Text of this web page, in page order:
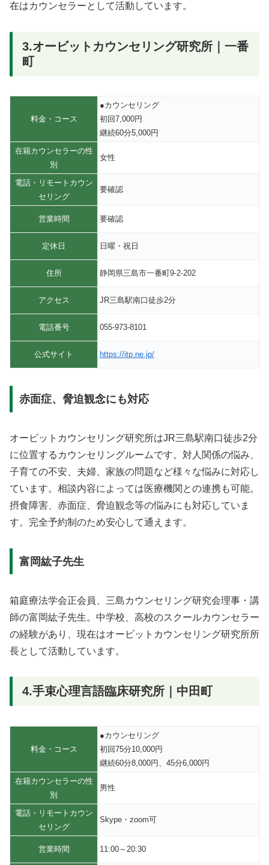
在はカウンセラーとして活動しています。
3.オービットカウンセリング研究所｜一番
町
料金・コース
●カウンセリング
初回7,000円
継続60分5,000円
在籍カウンセラーの性
別
女性
電話・リモートカウン
セリング
要確認
営業時間 要確認
定休日 日曜・祝日
住所 ​静岡県三島市一番町9-2-202
アクセス JR三島駅南口徒歩2分
電話番号 055-973-8101
公式サイト https://itp.ne.jp/
赤面症、脅迫観念にも対応
オービットカウンセリング研究所はJR三島駅南口徒歩2分
に位置するカウンセリングルームです。対人関係の悩み、
子育ての不安、夫婦、家族の問題など様々な悩みに対応し
ています。相談内容によっては医療機関との連携も可能。
摂食障害、赤面症、脅迫観念等の悩みにも対応していま
す。完全予約制のため安心して通えます。
富岡紘子先生
箱庭療法学会正会員、三島カウンセリング研究会理事・講
師の富岡紘子先生。中学校、高校のスクールカウンセラー
の経験があり、現在はオービットカウンセリング研究所所
長として活動しています。
4.手束心理言語臨床研究所｜中田町
料金・コース
●カウンセリング
初回75分10,000円
継続60分8,000円、45分6,000円
在籍カウンセラーの性
別
男性
電話・リモートカウン
セリング
Skype・zoom可
営業時間 11:00～20:30